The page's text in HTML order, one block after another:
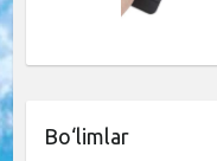
Bo‘limlar